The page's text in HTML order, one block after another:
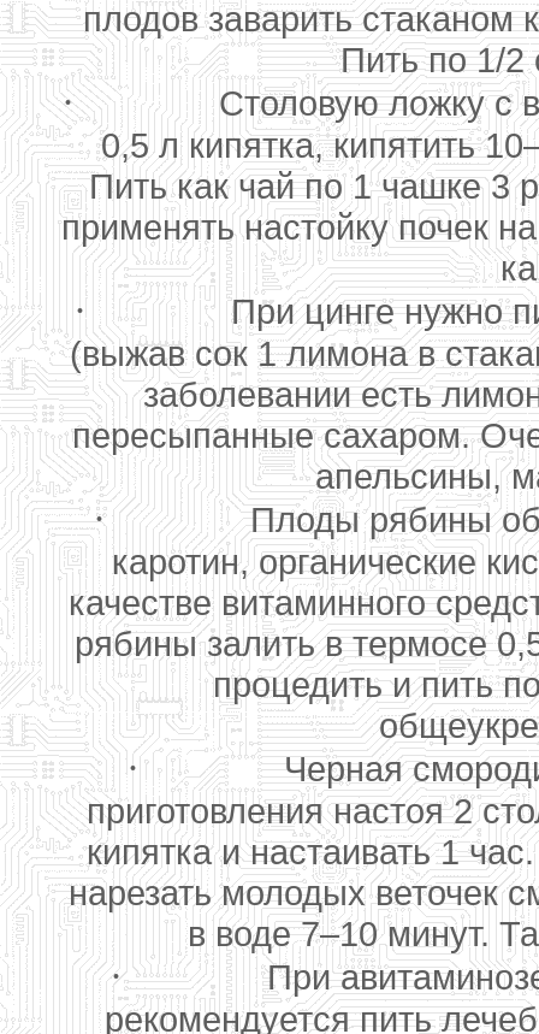
плодов заварить стаканом
Пить по 1/2
·
Столовую ложку с
0,5 л кипятка, кипятить
Пить как чай по 1 чашке 3
применять настойку почек
·
При цинге нужно
(выжав сок 1 лимона в
заболевании есть
пересыпанные сахаром.
апельсины,
·
Плоды рябины
каротин, органические
качестве витаминного
рябины залить в термосе
процедить и пить
·
Черная
приготовления настоя 2
кипятка и настаивать 1
нарезать молодых веточек
в воде 7–10 минут.
·
При
рекомендуется пить